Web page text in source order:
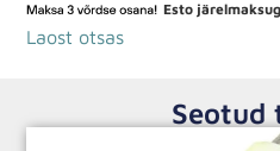
Esto
Laost otsas
Seotud